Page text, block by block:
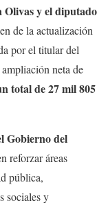
y el diputado
de la actualización
por el titular del
neta de
total de 27 mil 805
Gobierno del
reforzar áreas
pública,
sociales y